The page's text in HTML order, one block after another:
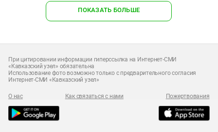
ПОКАЗАТЬ БОЛЬШЕ
При цитировании информации гиперссылка на Интернет-СМИ
«Кавказский узел» обязательна
Использование фото возможно только с предварительного согласия
Интернет-СМИ «Кавказский узел»
О нас Как связаться с нами Пожертвования